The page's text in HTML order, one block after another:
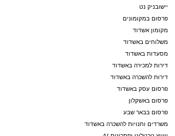
יישובניק נט
פרסום במקומונים
מקומון אשדוד
משלוחים באשדוד
מסעדות באשדוד
דירות למכירה באשדוד
דירות להשכרה באשדוד
פרסום עסק באשדוד
פרסום באשקלון
פרסום בבאר שבע
משרדים וחנויות להשכרה באשדוד